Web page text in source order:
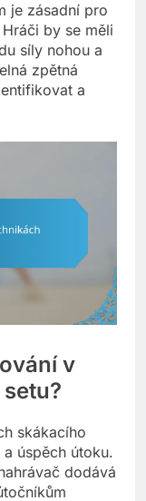
je zásadní pro
by se měli
síly nohou a
zpětná
a
v
skákacího
úspěch útoku.
dodává